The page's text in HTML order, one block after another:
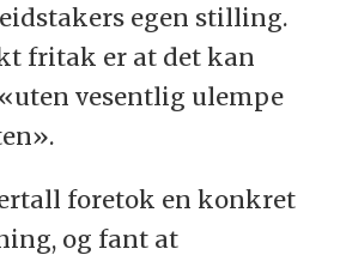
egen stilling.
fritak er at det kan
vesentlig ulempe
foretok en konkret
og fant at